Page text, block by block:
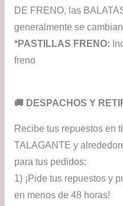
DE FRENO, las
generalmente se
*PASTILLAS FRENO:
freno
​🚚​ DESPACHOS Y
Recibe tus repuestos en
TALAGANTE y
para tus pedidos:
1) ¡Pide tus repuestos y
en menos de 48 horas!